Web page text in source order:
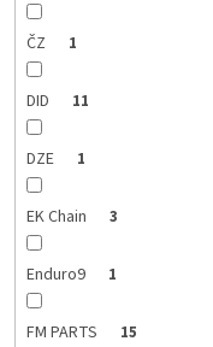
ČZ 1
DID 11
DZE 1
EK Chain 3
Enduro9 1
FM PARTS 15